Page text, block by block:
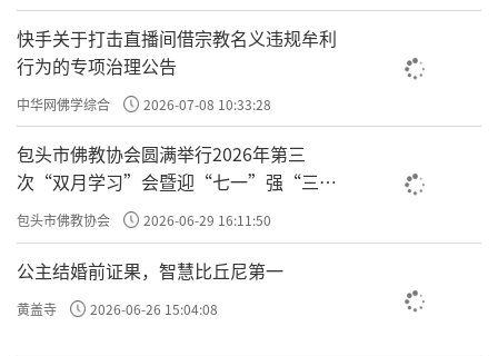
在心念（意业）上：保持一颗开放和善意的
心。为别人的成功感到高兴（随喜），理解并
原谅别人的过错（宽容）。即使暂时没有能力
在行动上帮助，一份美好的祝愿也是利乐有情
的开始。
或许有人会疑惑，根据以上这些内容来说，佛
教的“利乐有情”和世间一般所提倡的助人为
快手关于打击直播间借宗教名义违规牟利
行为的专项治理公告
中华网佛学综合 2026-07-08 10:33:28
包头市佛教协会圆满举行2026年第三
次“双月学习”会暨迎“七一”强“三
爱”主题书画笔会
包头市佛教协会 2026-06-29 16:11:50
公主结婚前证果，智慧比丘尼第一
黄盖寺 2026-06-26 15:04:08